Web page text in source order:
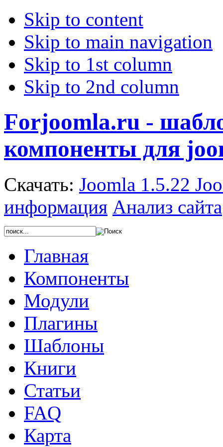
Skip to content
Skip to main navigation
Skip to 1st column
Skip to 2nd column
Forjoomla.ru -
компоненты для
Скачать: Joomla 1.5.22
информация Анализ сайта
Главная
Компоненты
Модули
Плагины
Шаблоны
Книги
Статьи
FAQ
Карта